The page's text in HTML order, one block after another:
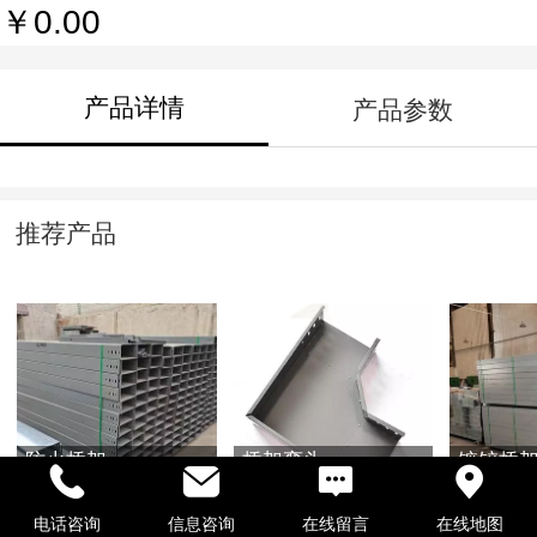
￥0.00
产品详情 产品参数
推荐产品
防火桥架 桥架弯头 镀锌桥
电话咨询 信息咨询 在线留言 在线地图